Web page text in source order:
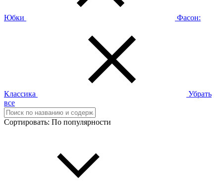
Юбки Фасон:
Классика
Убрать
все
Сортировать: По популярности